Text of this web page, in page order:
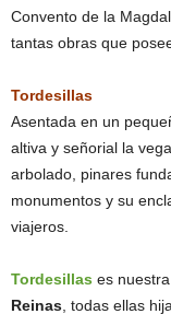
Convento de la
tantas obras que
Tordesillas
Asentada en un
altiva y señorial la
arbolado, pinares
monumentos y su
viajeros.
Tordesillas es
Reinas , todas ellas